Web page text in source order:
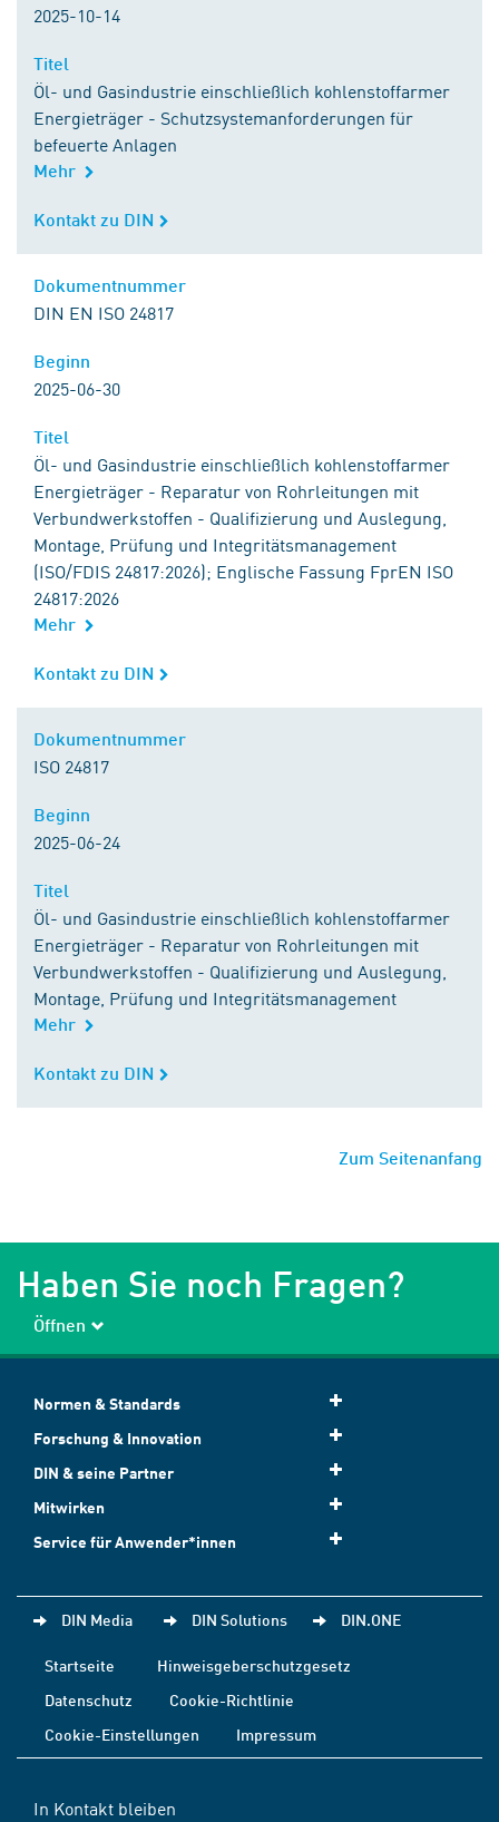
2025-10-14
Titel
Öl- und Gasindustrie einschließlich kohlenstoffarmer
Energieträger - Schutzsystemanforderungen für
befeuerte Anlagen
Mehr
Kontakt zu DIN
Kontakt zu DIN
Dokumentnummer
DIN EN ISO 24817
Beginn
2025-06-30
Titel
Öl- und Gasindustrie einschließlich kohlenstoffarmer
Energieträger - Reparatur von Rohrleitungen mit
Verbundwerkstoffen - Qualifizierung und Auslegung,
Montage, Prüfung und Integritätsmanagement
(ISO/FDIS 24817:2026); Englische Fassung FprEN ISO
24817:2026
Mehr
Kontakt zu DIN
Kontakt zu DIN
Dokumentnummer
ISO 24817
Beginn
2025-06-24
Titel
Öl- und Gasindustrie einschließlich kohlenstoffarmer
Energieträger - Reparatur von Rohrleitungen mit
Verbundwerkstoffen - Qualifizierung und Auslegung,
Montage, Prüfung und Integritätsmanagement
Mehr
Kontakt zu DIN
Kontakt zu DIN
Zum Seitenanfang
Haben Sie noch Fragen?
Öffnen
Normen & Standards
Forschung & Innovation
DIN & seine Partner
Mitwirken
Service für Anwender*innen
DIN Media DIN Solutions DIN.ONE
Startseite
Hinweisgeberschutzgesetz
Datenschutz
Cookie-Richtlinie
Cookie-Einstellungen
Impressum
In Kontakt bleiben